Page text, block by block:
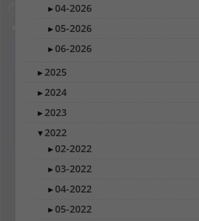
►04-2026
►05-2026
►06-2026
►2025
►2024
►2023
▼2022
►02-2022
►03-2022
►04-2022
►05-2022